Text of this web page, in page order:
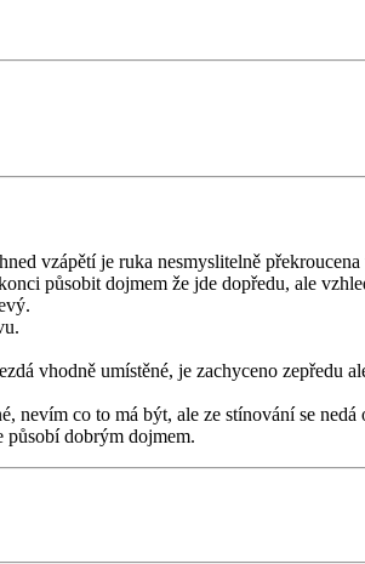
vzápětí je ruka nesmyslitelně
působit dojmem že jde dopředu, ale
vhodně umístěné, je zachyceno zepředu
nevím co to má být, ale ze stínování se
působí dobrým dojmem.